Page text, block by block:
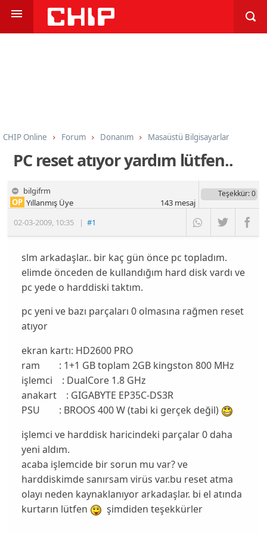
CHIP Online Forum Donanım Masaüstü Bilgisayarlar
PC reset atıyor yardım lütfen..
bilgifrm
02-03-2009, 10:35 |#1
OP Yıllanmış Üye
Teşekkür: 0
143mesaj
slm arkadaşlar.. bir kaç gün önce pc topladım.
elimde önceden de kullandığım hard disk vardı ve
pc yede o harddiski taktım.
pc yeni ve bazı parçaları 0 olmasına rağmen reset
atıyor
ekran kartı: HD2600 PRO
ram : 1+1 GB toplam 2GB kingston 800 MHz
işlemci : DualCore 1.8 GHz
anakart : GIGABYTE EP35C-DS3R
PSU : BROOS 400 W (tabi ki gerçek değil)
işlemci ve harddisk haricindeki parçalar 0 daha
yeni aldım.
acaba işlemcide bir sorun mu var? ve
harddiskimde sanırsam virüs var.bu reset atma
olayı neden kaynaklanıyor arkadaşlar. bi el atında
kurtarın lütfen
şimdiden teşekkürler